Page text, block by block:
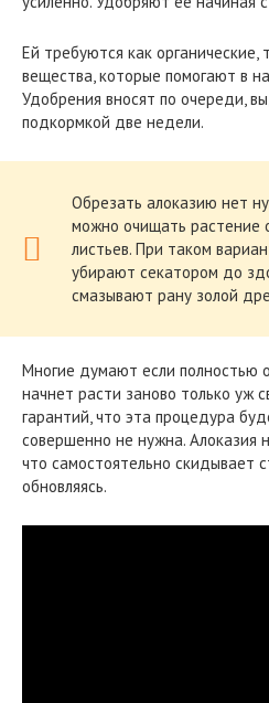
Ей требуются как органические,
вещества, которые помогают в
Удобрения вносят по очереди,
подкормкой две недели.
Обрезать алоказию нет
можно очищать растение
листьев. При таком
убирают секатором до
смазывают рану золой
Многие думают если полностью
начнет расти заново только уж
гарантий, что эта процедура
совершенно не нужна. Алоказия
что самостоятельно скидывает
обновляясь.